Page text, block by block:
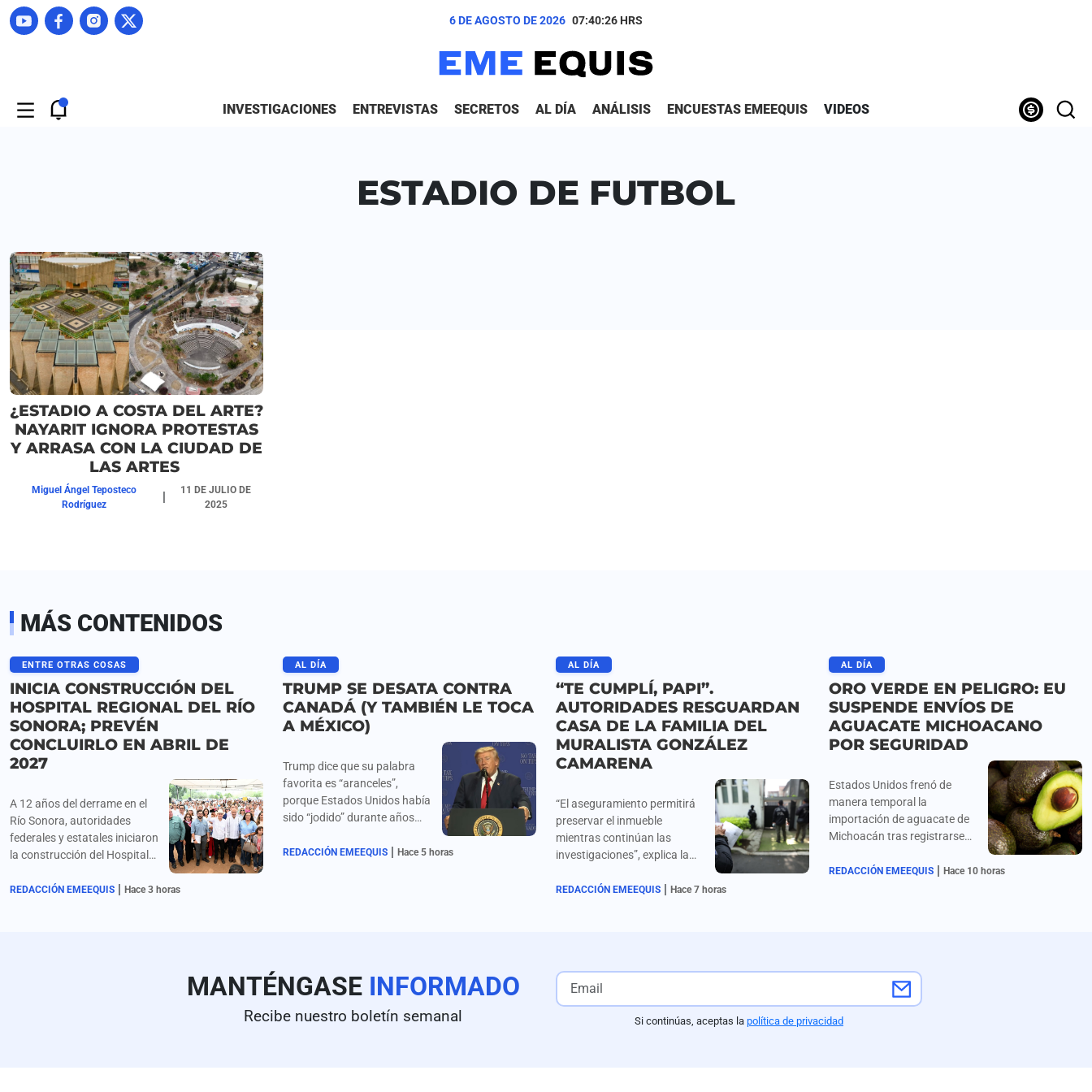
6 DE AGOSTO DE 2026 07:40:26 HRS
INVESTIGACIONES ENTREVISTAS SECRETOS AL DÍA ANÁLISIS ENCUESTAS EMEEQUIS VIDEOS
ESTADIO DE FUTBOL
¿ESTADIO A COSTA DEL ARTE?
NAYARIT IGNORA PROTESTAS
Y ARRASA CON LA CIUDAD DE
LAS ARTES
Miguel Ángel Teposteco
Rodríguez
|
11 DE JULIO DE
2025
MÁS CONTENIDOS
ENTRE OTRAS COSAS
INICIA CONSTRUCCIÓN DEL
HOSPITAL REGIONAL DEL RÍO
SONORA; PREVÉN
CONCLUIRLO EN ABRIL DE
2027
A 12 años del derrame en el
Río Sonora, autoridades
federales y estatales iniciaron
la construcción del Hospital
inversión superior a 500
REDACCIÓN EMEEQUIS | Hace 3 horas
AL DÍA
TRUMP SE DESATA CONTRA
CANADÁ (Y TAMBIÉN LE TOCA
A MÉXICO)
Trump dice que su palabra
favorita es “aranceles”,
porque Estados Unidos había
sido “jodido” durante años
Sur, Alemania, México y
REDACCIÓN EMEEQUIS | Hace 5 horas
AL DÍA
“TE CUMPLÍ, PAPI”.
AUTORIDADES RESGUARDAN
CASA DE LA FAMILIA DEL
MURALISTA GONZÁLEZ
CAMARENA
“El aseguramiento permitirá
preservar el inmueble
mientras continúan las
investigaciones”, explica la
González publicó en su
REDACCIÓN EMEEQUIS | Hace 7 horas
AL DÍA
ORO VERDE EN PELIGRO: EU
SUSPENDE ENVÍOS DE
AGUACATE MICHOACANO
POR SEGURIDAD
Estados Unidos frenó de
manera temporal la
importación de aguacate de
Michoacán tras registrarse
amenazas contra inspectores
REDACCIÓN EMEEQUIS | Hace 10 horas
MANTÉNGASE INFORMADO
Recibe nuestro boletín semanal Si continúas, aceptas la política de privacidad